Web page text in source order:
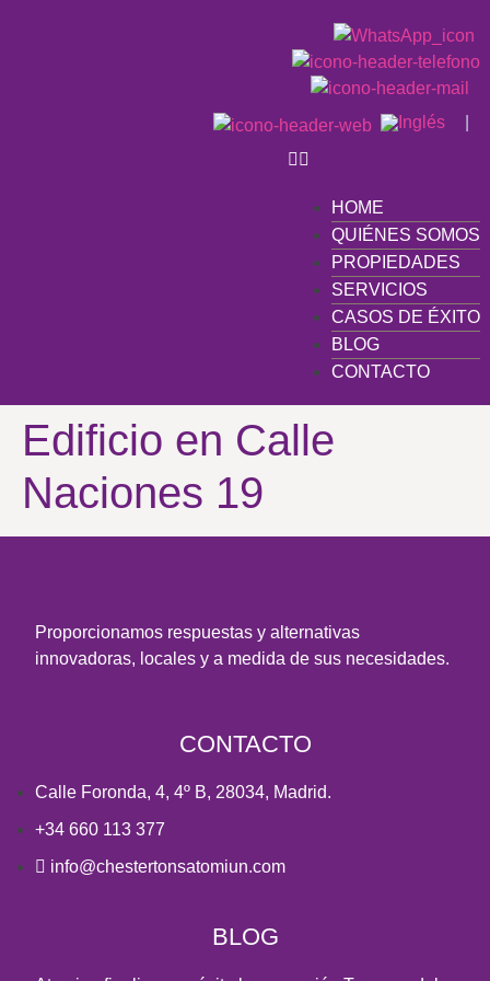
HOME
QUIÉNES SOMOS
PROPIEDADES
SERVICIOS
CASOS DE ÉXITO
BLOG
CONTACTO
Edificio en Calle
Naciones 19
Proporcionamos respuestas y alternativas
innovadoras, locales y a medida de sus necesidades.
CONTACTO
Calle Foronda, 4, 4º B, 28034, Madrid.
+34 660 113 377
info@chestertonsatomiun.com
BLOG